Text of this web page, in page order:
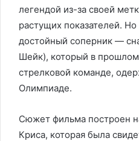
легендой из-за своей
растущих показателей. Но
достойный соперник —
Шейк), который в
стрелковой команде,
Олимпиаде.
Сюжет фильма построен
Криса, которая была